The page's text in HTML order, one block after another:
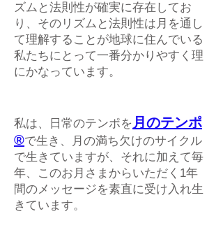
ズムと法則性が確実に存在してお
り、そのリズムと法則性は月を通し
て理解することが地球に住んでいる
私たちにとって一番分かりやすく理
にかなっています。
私は、日常のテンポを 月のテンポ
®で生き、月の満ち欠けのサイクル
で生きていますが、それに加えて毎
年、このお月さまからいただく1年
間のメッセージを素直に受け入れ生
きています。